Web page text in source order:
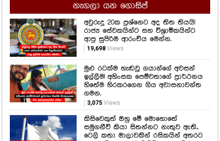
නැගලා යන ගොසිප්
අවුරුදු 20ක ප්‍රශ්නෙට අද තිත තියයි!
රාජ්‍ය සේවකයින්ට සහ විශ්‍රාමිකයින්ට
ආපු සුපිරිම ආරංචිය මෙන්න.
19,698Views
මුළු රටක්ම හැඬවූ ගයාන්ගේ අවසන්
ඉල්ලීම! අහිංසක පෙම්වතාගේ ප්‍රාර්ථනය
හිතේම හිරකරගෙන ගිය අවාසනාවන්ත
ගමන.
3,075Views
කිසිවෙකුත් ඔහු මේ මොහොතේ
සමුගනීවි කියා සිතන්නට නැතුව ඇති..
ටෙලි කතා මාලාවකින් රසිකයින් අතරට